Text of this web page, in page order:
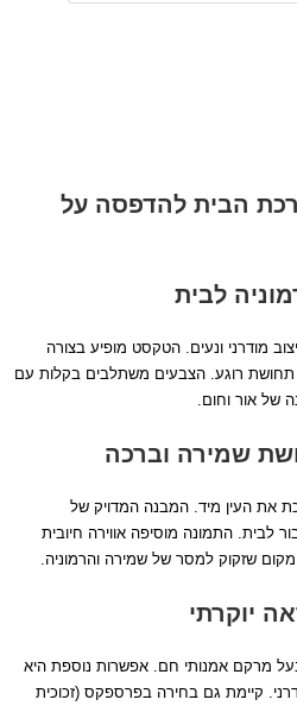
הבית להדפסה על
לבית
מודרני ונעים. הטקסט מופיע בצורה
תחושת רוגע. הצבעים משתלבים בקלות עם
של אור וחום.
שמירה וברכה
את העין מיד. המבנה המדויק של
לבית. התמונה מוסיפה אווירה חיובית
שזקוק למסר של שמירה והרמוניה.
יוקרתי
מרקם אמנותי חם. אפשרות נוספת היא
קיימת גם בחירה בפרספקס (זכוכית